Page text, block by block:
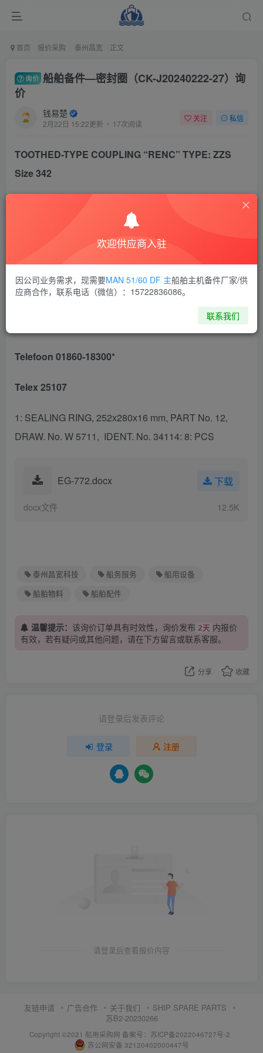
首页 报价采购 泰州昌宽 正文
询价 船舶备件—密封圈（CK-J20240222-27）询
价
钱易楚
2月22日 15:22更新 17次阅读
关注 私信
TOOTHED-TYPE COUPLING “RENC” TYPE: ZZS
Size 342
Havendam 7
Postbus 1372
Telefoon 01860-18300*
Telex 25107
1: SEALING RING, 252х280х16 mm, PART No. 12,
DRAW. No. W 5711, IDENT. No. 34114: 8: PCS
EG-772.docx 下载
docx文件 12.5K
泰州昌宽科技 船务服务
船用设备
船舶物料
船舶配件
温馨提示： 该询价订单具有时效性，询价发布 2天 内报价
有效，若有疑问或其他问题，请在下方留言或联系客服。
分享 收藏
请登录后发表评论
登录 注册
请登录后查看报价内容
友链申请 广告合作 关于我们
SHIP SPARE PARTS
苏B2-20230266
Copyright ©2021 船用采购网 备案号：苏ICP备2022046727号-2
苏公网安备 32120402000447号
欢迎供应商入驻
因公司业务需求，现需要MAN 51/60 DF 主船舶主机备件厂家/供
应商合作，联系电话（微信）：15722836086。
联系我们